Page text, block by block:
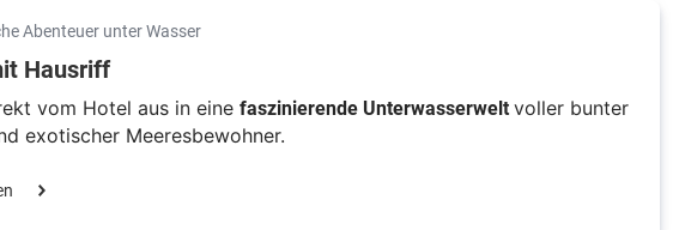
Abenteuer unter Wasser
Hausriff
vom Hotel aus in eine faszinierende Unterwasserwelt voller bunter
exotischer Meeresbewohner.